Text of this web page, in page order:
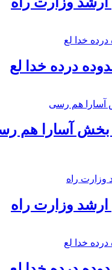
درده خدا لع
بخش آسارا هم
ارشد وزارت راه